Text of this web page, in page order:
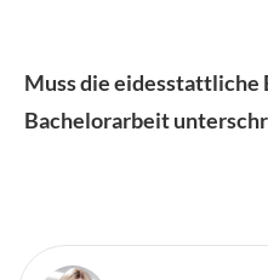
Muss die eidesstattliche
Bachelorarbeit